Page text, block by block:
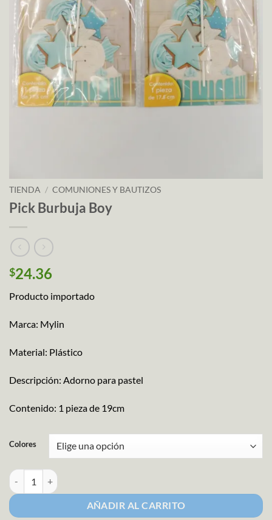
TIENDA / COMUNIONES Y BAUTIZOS
Pick Burbuja Boy
$24.36
Producto importado
Marca: Mylin
Material: Plástico
Descripción: Adorno para pastel
Contenido: 1 pieza de 19cm
Colores
Pick Burbuja Boy cantidad
AÑADIR AL CARRITO